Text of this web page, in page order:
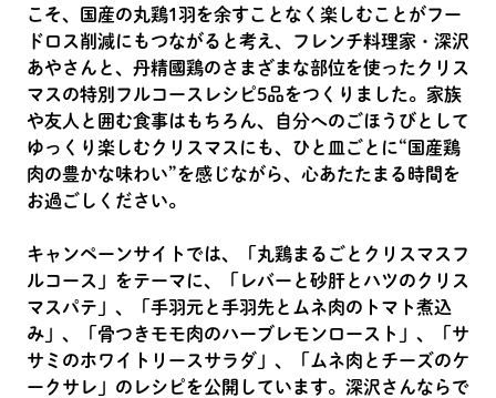
こそ、国産の丸鶏1羽を余すことなく楽しむことがフー
ドロス削減にもつながると考え、フレンチ料理家・深沢
あやさんと、丹精國鶏のさまざまな部位を使ったクリス
マスの特別フルコースレシピ5品をつくりました。家族
や友人と囲む食事はもちろん、自分へのごほうびとして
ゆっくり楽しむクリスマスにも、ひと皿ごとに“国産鶏
肉の豊かな味わい”を感じながら、心あたたまる時間を
お過ごしください。
キャンペーンサイトでは、「丸鶏まるごとクリスマスフ
ルコース」をテーマに、「レバーと砂肝とハツのクリス
マスパテ」、「手羽元と手羽先とムネ肉のトマト煮込
み」、「骨つきモモ肉のハーブレモンロースト」、「サ
サミのホワイトリースサラダ」、「ムネ肉とチーズのケ
ークサレ」のレシピを公開しています。深沢さんならで